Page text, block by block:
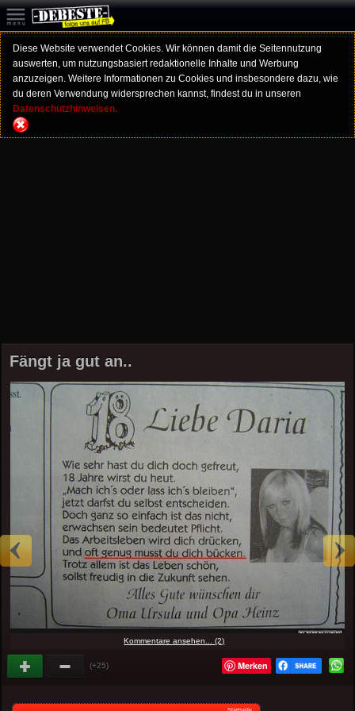
Diese Website verwendet Cookies. Wir können damit die Seitennutzung
auswerten, um nutzungsbasiert redaktionelle Inhalte und Werbung
anzuzeigen. Weitere Informationen zu Cookies und insbesondere dazu, wie
du deren Verwendung widersprechen kannst, findest du in unseren
Datenschutzhinweisen.
Fängt ja gut an..
Kommentare ansehen... (2)
(+25) Merken
Startseite